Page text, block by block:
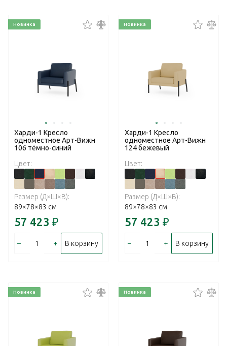
Новинка
Харди-1 Кресло
одноместное Арт-Вижн
106 тёмно-синий
Цвет:
Размер (Д×Ш×В):
89×78×83 см
57 423 ₽
– + В корзину
Новинка
Харди-1 Кресло
одноместное Арт-Вижн
124 бежевый
Цвет:
Размер (Д×Ш×В):
89×78×83 см
57 423 ₽
– + В корзину
Новинка Новинка